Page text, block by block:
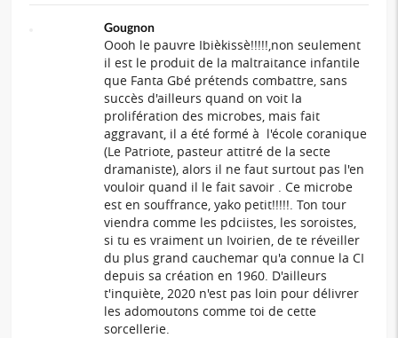
Gougnon
Oooh le pauvre Ibièkissè!!!!!,non seulement
il est le produit de la maltraitance infantile
que Fanta Gbé prétends combattre, sans
succès d'ailleurs quand on voit la
prolifération des microbes, mais fait
aggravant, il a été formé à l'école coranique
(Le Patriote, pasteur attitré de la secte
dramaniste), alors il ne faut surtout pas l'en
vouloir quand il le fait savoir . Ce microbe
est en souffrance, yako petit!!!!!. Ton tour
viendra comme les pdciistes, les soroistes,
si tu es vraiment un Ivoirien, de te réveiller
du plus grand cauchemar qu'a connue la CI
depuis sa création en 1960. D'ailleurs
t'inquiète, 2020 n'est pas loin pour délivrer
les adomoutons comme toi de cette
sorcellerie.